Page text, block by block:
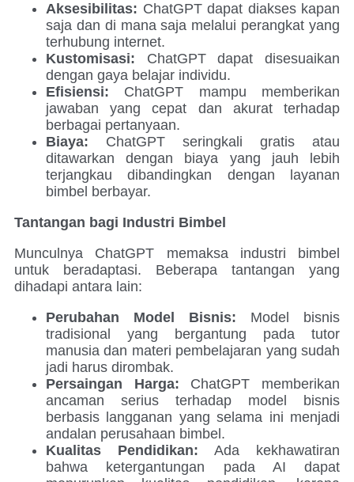
Aksesibilitas: ChatGPT dapat diakses kapan
saja dan di mana saja melalui perangkat yang
terhubung internet.
Kustomisasi: ChatGPT dapat disesuaikan
dengan gaya belajar individu.
Efisiensi: ChatGPT mampu memberikan
jawaban yang cepat dan akurat terhadap
berbagai pertanyaan.
Biaya: ChatGPT seringkali gratis atau
ditawarkan dengan biaya yang jauh lebih
terjangkau dibandingkan dengan layanan
bimbel berbayar.
Tantangan bagi Industri Bimbel
Munculnya ChatGPT memaksa industri bimbel
untuk beradaptasi. Beberapa tantangan yang
dihadapi antara lain:
Perubahan Model Bisnis: Model bisnis
tradisional yang bergantung pada tutor
manusia dan materi pembelajaran yang sudah
jadi harus dirombak.
Persaingan Harga: ChatGPT memberikan
ancaman serius terhadap model bisnis
berbasis langganan yang selama ini menjadi
andalan perusahaan bimbel.
Kualitas Pendidikan: Ada kekhawatiran
bahwa ketergantungan pada AI dapat